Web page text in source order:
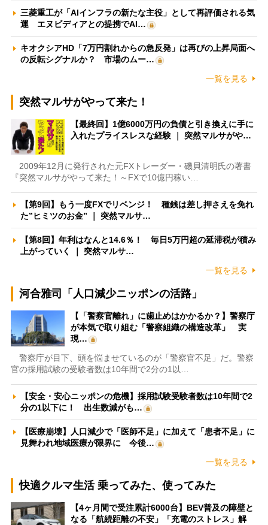
三菱重工が「AIインフラの新たな主役」として再評価される気
運 エヌビディアとの提携でAI…
キオクシアHD「7万円割れからの急反発」は再びの上昇局面へ
の反転シグナルか？ 市場のムー…
一覧を見る
突然マルサがやって来た！
【最終回】1億6000万円の負債と引き換えに手に
入れたプライスレスな経験 ｜ 突然マルサがや…
2009年12月に発行された元FXトレーダー・磯貝清明氏の著書
『突然マルサがやって来た！～FXで10億円稼い…
【第9回】もう一度FXでリベンジ！ 種銭は差し押さえを免れ
た”ヒミツのお金” ｜ 突然マルサ…
【第8回】年利はなんと14.6％！ 毎日5万円超の延滞税が積み
上がっていく ｜ 突然マルサ…
一覧を見る
河合雅司「人口減少ニッポンの活路」
【「警察官離れ」に歯止めはかかるか？】警察庁
が本気で取り組む「警察組織の構造改革」 実
現…
警察庁が目下、頭を悩ませているのが「警察官不足」だ。警察
官の採用試験の受験者数は10年間で2分の1以…
【安全・安心ニッポンの危機】採用試験受験者数は10年間で2
分の1以下に！ 出生数減がも…
【医療崩壊】人口減少で「医師不足」に加えて「患者不足」に
見舞われ地域医療が限界に 今後…
一覧を見る
快適クルマ生活 乗ってみた、使ってみた
【4ヶ月間で受注累計6000台】BEV普及の障壁と
なる「航続距離の不安」「充電のストレス」解